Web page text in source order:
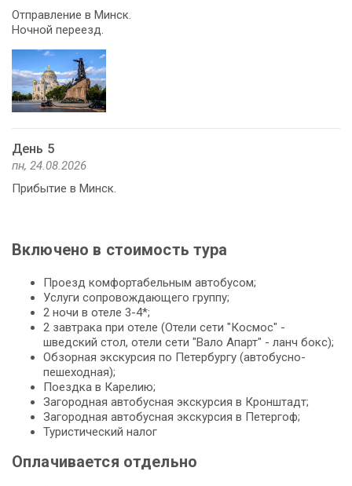
Отправление в Минск.
Ночной переезд.
День 5
пн, 24.08.2026
Прибытие в Минск.
Включено в стоимость тура
Проезд комфортабельным автобусом;
Услуги сопровождающего группу;
2 ночи в отеле 3-4*;
2 завтрака при отеле (Отели сети "Космос" -
шведский стол, отели сети "Вало Апарт" - ланч бокс);
Обзорная экскурсия по Петербургу (автобусно-
пешеходная);
Поездка в Карелию;
Загородная автобусная экскурсия в Кронштадт;
Загородная автобусная экскурсия в Петергоф;
Туристический налог
Оплачивается отдельно